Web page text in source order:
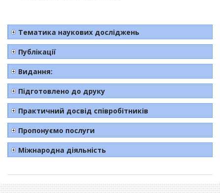
Тематика наукових досліджень
Публікації
Видання:
Підготовлено до друку
Практичний досвід співробітників
Пропонуємо послуги
Міжнародна діяльність